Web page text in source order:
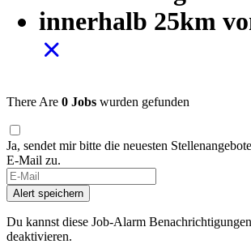
innerhalb 25km
There Are 0 Jobs wurden gefunden
Ja, sendet mir bitte die neuesten
E-Mail zu.
If
you
are
a
human,
Alert speichern
Du kannst diese Job-Alarm
deaktivieren.